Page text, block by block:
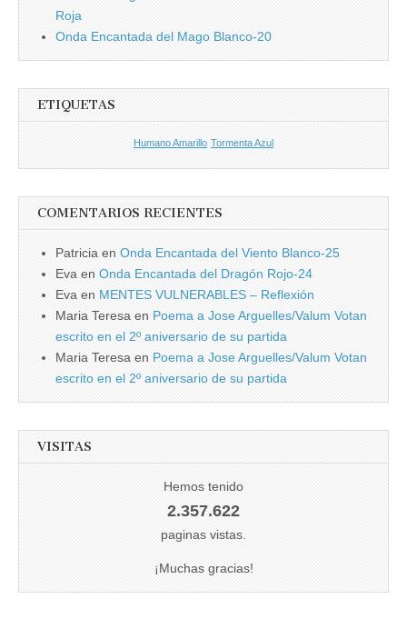
Roja
Onda Encantada del Mago Blanco-20
ETIQUETAS
Humano Amarillo Tormenta Azul
COMENTARIOS RECIENTES
Patricia en Onda Encantada del Viento Blanco-25
Eva en Onda Encantada del Dragón Rojo-24
Eva en MENTES VULNERABLES – Reflexión
Maria Teresa en Poema a Jose Arguelles/Valum Votan
escrito en el 2º aniversario de su partida
Maria Teresa en Poema a Jose Arguelles/Valum Votan
escrito en el 2º aniversario de su partida
VISITAS
Hemos tenido
2.357.622
paginas vistas.
¡Muchas gracias!